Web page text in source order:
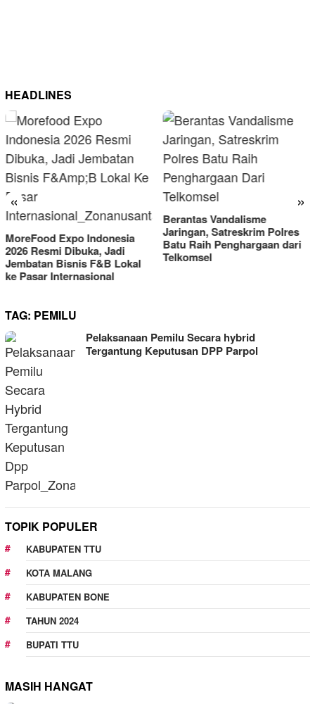
HEADLINES
« »
Berantas Vandalisme
Jaringan, Satreskrim Polres
Batu Raih Penghargaan dari
Telkomsel
RM OG Alami Kenaikan
Omset di Porprov IX Jatim
2025
TAG: PEMILU
Pelaksanaan Pemilu Secara hybrid
Tergantung Keputusan DPP Parpol
TOPIK POPULER
KABUPATEN TTU
KOTA MALANG
KABUPATEN BONE
TAHUN 2024
BUPATI TTU
MASIH HANGAT